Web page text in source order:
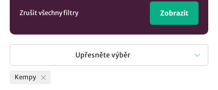
Zrušit všechny filtry Zobrazit
Upřesněte výběr
Kempy